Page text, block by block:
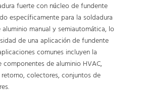
fuerte con núcleo de fundente
específicamente para la soldadura
manual y semiautomática, lo
de una aplicación de fundente
comunes incluyen la
de aluminio HVAC,
colectores, conjuntos de